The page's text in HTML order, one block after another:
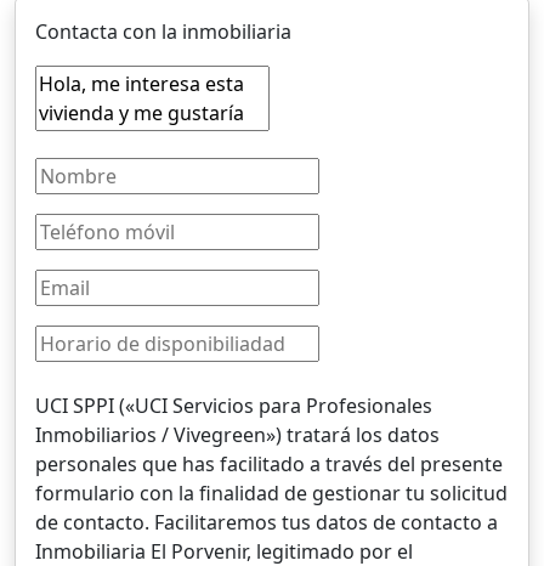
Contacta con la inmobiliaria
UCI SPPI («UCI Servicios para Profesionales
Inmobiliarios / Vivegreen») tratará los datos
personales que has facilitado a través del presente
formulario con la finalidad de gestionar tu solicitud
de contacto. Facilitaremos tus datos de contacto a
Inmobiliaria El Porvenir, legitimado por el